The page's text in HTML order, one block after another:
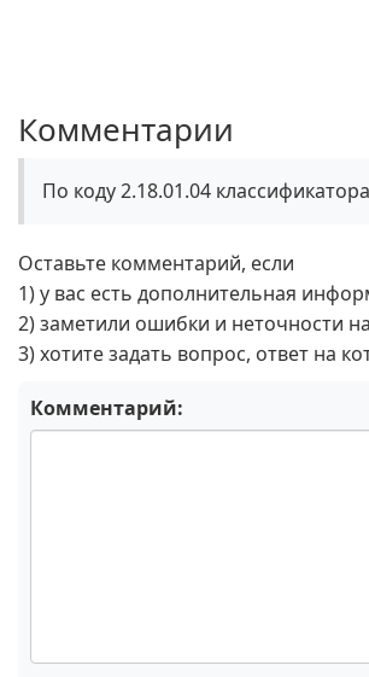
Комментарии
По коду 2.18.01.04
Оставьте комментарий, если
1) у вас есть дополнительная
2) заметили ошибки и неточности
3) хотите задать вопрос, ответ на
Комментарий: